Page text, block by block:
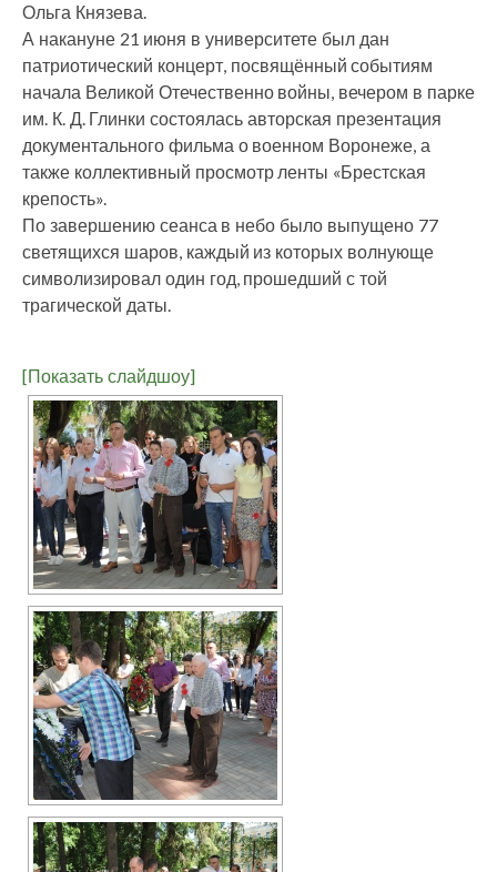
Ольга Князева.
А накануне 21 июня в университете был дан
патриотический концерт, посвящённый событиям
начала Великой Отечественно войны, вечером в парке
им. К. Д. Глинки состоялась авторская презентация
документального фильма о военном Воронеже, а
также коллективный просмотр ленты «Брестская
крепость».
По завершению сеанса в небо было выпущено 77
светящихся шаров, каждый из которых волнующе
символизировал один год, прошедший с той
трагической даты.
[Показать слайдшоу]